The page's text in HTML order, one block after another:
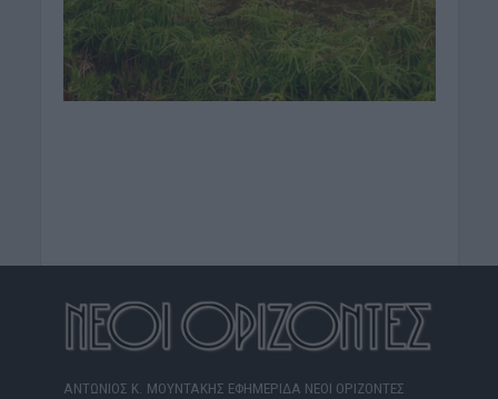
ΑΝΤΩΝΙΟΣ Κ. ΜΟΥΝΤΑΚΗΣ ΕΦΗΜΕΡΙΔΑ ΝΕΟΙ ΟΡΙΖΟΝΤΕΣ